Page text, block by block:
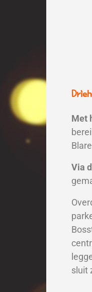
Met
Via
sluit